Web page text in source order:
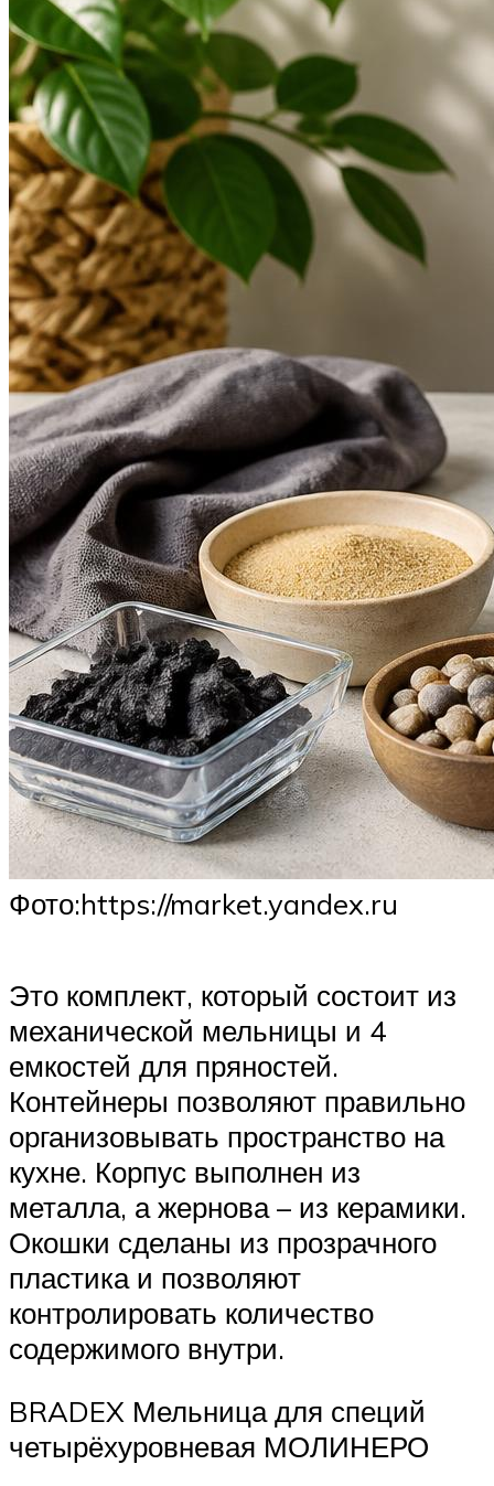
​Фото:https://market.yandex.ru
Это комплект, который состоит из
механической мельницы и 4
емкостей для пряностей.
Контейнеры позволяют правильно
организовывать пространство на
кухне. Корпус выполнен из
металла, а жернова – из керамики.
Окошки сделаны из прозрачного
пластика и позволяют
контролировать количество
содержимого внутри.
BRADEX Мельница для специй
четырёхуровневая МОЛИНЕРО